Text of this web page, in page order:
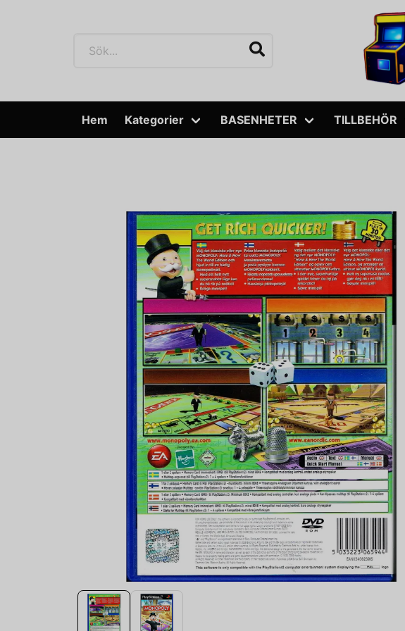
Hem Kategorier BASENHETER TILLBEHÖR